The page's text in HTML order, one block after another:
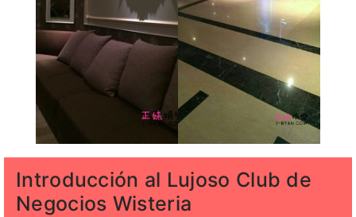
Introducción al Lujoso Club de
Negocios Wisteria